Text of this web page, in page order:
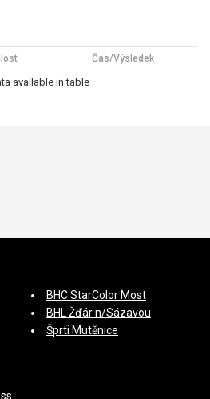
Čas/Výsledek
available in table
BHC StarColor Most
BHL Žďár n/Sázavou
Šprti Mutěnice